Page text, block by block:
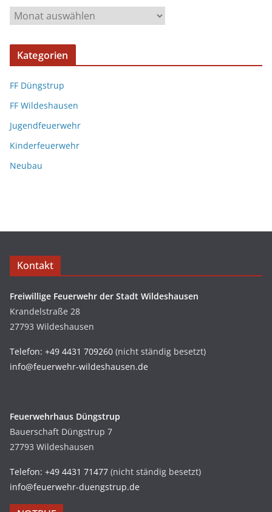
Kategorien
FF Düngstrup
FF Wildeshausen
Jugendfeuerwehr
Kinderfeuerwehr
Neubau
Kontakt
Freiwillige Feuerwehr der Stadt Wildeshausen
Krandelstraße 28
27793 Wildeshausen
Telefon: +49 4431 709260 (nicht ständig besetzt)
info@feuerwehr-wildeshausen.de
Feuerwehrhaus Düngstrup
Bauerschaft Düngstrup 7
27793 Wildeshausen
Telefon: +49 4431 71477 (nicht ständig besetzt)
info@feuerwehr-duengstrup.de